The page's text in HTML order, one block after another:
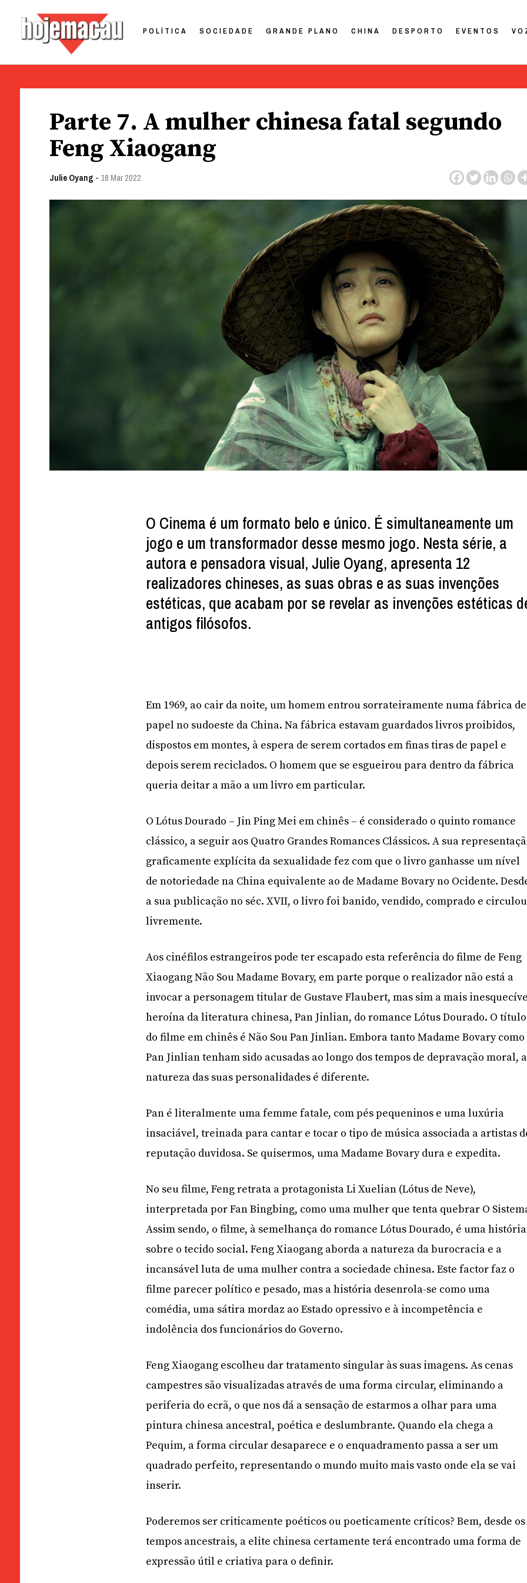
POLÍTICA SOCIEDADE GRANDE PLANO CHINA DESPORTO EVENTOS
Parte 7. A mulher chinesa fatal segundo
Feng Xiaogang
Julie Oyang - 18 Mar 2022
O Cinema é um formato belo e único. É simultaneamente um
jogo e um transformador desse mesmo jogo. Nesta série, a
autora e pensadora visual, Julie Oyang, apresenta 12
realizadores chineses, as suas obras e as suas invenções
estéticas, que acabam por se revelar as invenções estéticas
antigos filósofos.
Em 1969, ao cair da noite, um homem entrou sorrateiramente numa fábrica de
papel no sudoeste da China. Na fábrica estavam guardados livros proibidos,
dispostos em montes, à espera de serem cortados em finas tiras de papel e
depois serem reciclados. O homem que se esgueirou para dentro da fábrica
queria deitar a mão a um livro em particular.
O Lótus Dourado – Jin Ping Mei em chinês – é considerado o quinto romance
clássico, a seguir aos Quatro Grandes Romances Clássicos. A sua
graficamente explícita da sexualidade fez com que o livro ganhasse um nível
de notoriedade na China equivalente ao de Madame Bovary no Ocidente.
a sua publicação no séc. XVII, o livro foi banido, vendido, comprado e circulou
livremente.
Aos cinéfilos estrangeiros pode ter escapado esta referência do filme de Feng
Xiaogang Não Sou Madame Bovary, em parte porque o realizador não está a
invocar a personagem titular de Gustave Flaubert, mas sim a mais
heroína da literatura chinesa, Pan Jinlian, do romance Lótus Dourado. O título
do filme em chinês é Não Sou Pan Jinlian. Embora tanto Madame Bovary como
Pan Jinlian tenham sido acusadas ao longo dos tempos de depravação moral, a
natureza das suas personalidades é diferente.
Pan é literalmente uma femme fatale, com pés pequeninos e uma luxúria
insaciável, treinada para cantar e tocar o tipo de música associada a artistas
reputação duvidosa. Se quisermos, uma Madame Bovary dura e expedita.
No seu filme, Feng retrata a protagonista Li Xuelian (Lótus de Neve),
interpretada por Fan Bingbing, como uma mulher que tenta quebrar O
Assim sendo, o filme, à semelhança do romance Lótus Dourado, é uma história
sobre o tecido social. Feng Xiaogang aborda a natureza da burocracia e a
incansável luta de uma mulher contra a sociedade chinesa. Este factor faz o
filme parecer político e pesado, mas a história desenrola-se como uma
comédia, uma sátira mordaz ao Estado opressivo e à incompetência e
indolência dos funcionários do Governo.
Feng Xiaogang escolheu dar tratamento singular às suas imagens. As cenas
campestres são visualizadas através de uma forma circular, eliminando a
periferia do ecrã, o que nos dá a sensação de estarmos a olhar para uma
pintura chinesa ancestral, poética e deslumbrante. Quando ela chega a
Pequim, a forma circular desaparece e o enquadramento passa a ser um
quadrado perfeito, representando o mundo muito mais vasto onde ela se vai
inserir.
Poderemos ser criticamente poéticos ou poeticamente críticos? Bem, desde os
tempos ancestrais, a elite chinesa certamente terá encontrado uma forma de
expressão útil e criativa para o definir.